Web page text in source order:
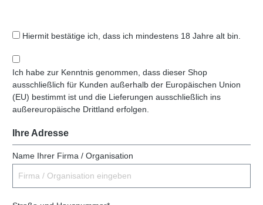
Hiermit bestätige ich, dass ich mindestens 18 Jahre alt bin.
Ich habe zur Kenntnis genommen, dass dieser Shop
ausschließlich für Kunden außerhalb der Europäischen Union
(EU) bestimmt ist und die Lieferungen ausschließlich ins
außereuropäische Drittland erfolgen.
Ihre Adresse
Name Ihrer Firma / Organisation